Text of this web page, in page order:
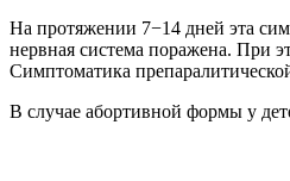
На протяжении 7−14 дней эта
нервная система поражена. При
Симптоматика
В случае абортивной формы у